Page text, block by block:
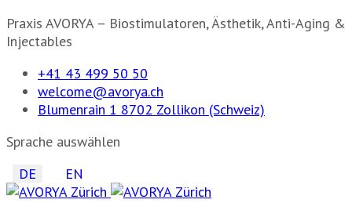
Praxis AVORYA – Biostimulatoren, Ästhetik, Anti-Aging &
Injectables
+41 43 499 50 50
welcome@avorya.ch
Blumenrain 1 8702 Zollikon (Schweiz)
Sprache auswählen
DE
EN